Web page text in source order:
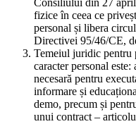
Consiliului din 27
fizice în ceea ce
personal și libera
Directivei 95/46/CE,
Temeiul juridic pentru
caracter personal
necesară pentru
informare și
demo, precum și
unui contract –